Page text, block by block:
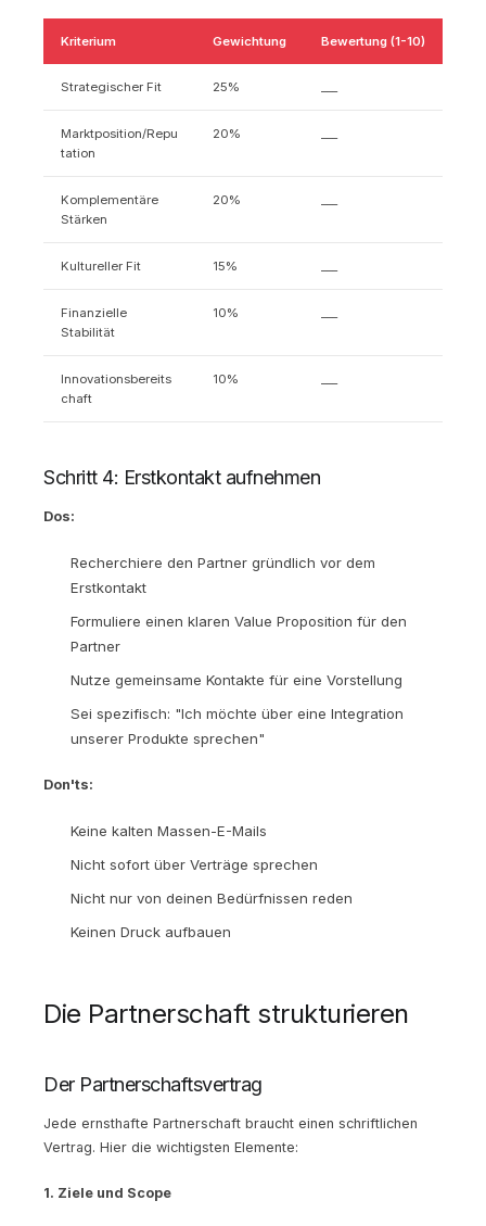
Kriterium Gewichtung Bewertung (1-10)
Strategischer Fit 25%
Marktposition/Repu
tation
20%
Komplementäre
Stärken
20%
Kultureller Fit 15%
Finanzielle
Stabilität
10%
Innovationsbereits
chaft
10%
Schritt 4: Erstkontakt aufnehmen
Dos:
Recherchiere den Partner gründlich vor dem
Erstkontakt
Formuliere einen klaren Value Proposition für den
Partner
Nutze gemeinsame Kontakte für eine Vorstellung
Sei spezifisch: "Ich möchte über eine Integration
unserer Produkte sprechen"
Don'ts:
Keine kalten Massen-E-Mails
Nicht sofort über Verträge sprechen
Nicht nur von deinen Bedürfnissen reden
Keinen Druck aufbauen
Die Partnerschaft strukturieren
Der Partnerschaftsvertrag
Jede ernsthafte Partnerschaft braucht einen schriftlichen
Vertrag. Hier die wichtigsten Elemente:
1. Ziele und Scope